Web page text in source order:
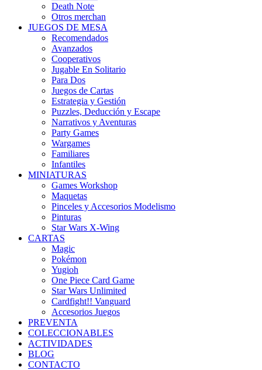
Death Note
Otros merchan
JUEGOS DE MESA
Recomendados
Avanzados
Cooperativos
Jugable En Solitario
Para Dos
Juegos de Cartas
Estrategia y Gestión
Puzzles, Deducción y Escape
Narrativos y Aventuras
Party Games
Wargames
Familiares
Infantiles
MINIATURAS
Games Workshop
Maquetas
Pinceles y Accesorios Modelismo
Pinturas
Star Wars X-Wing
CARTAS
Magic
Pokémon
Yugioh
One Piece Card Game
Star Wars Unlimited
Cardfight!! Vanguard
Accesorios Juegos
PREVENTA
COLECCIONABLES
ACTIVIDADES
BLOG
CONTACTO